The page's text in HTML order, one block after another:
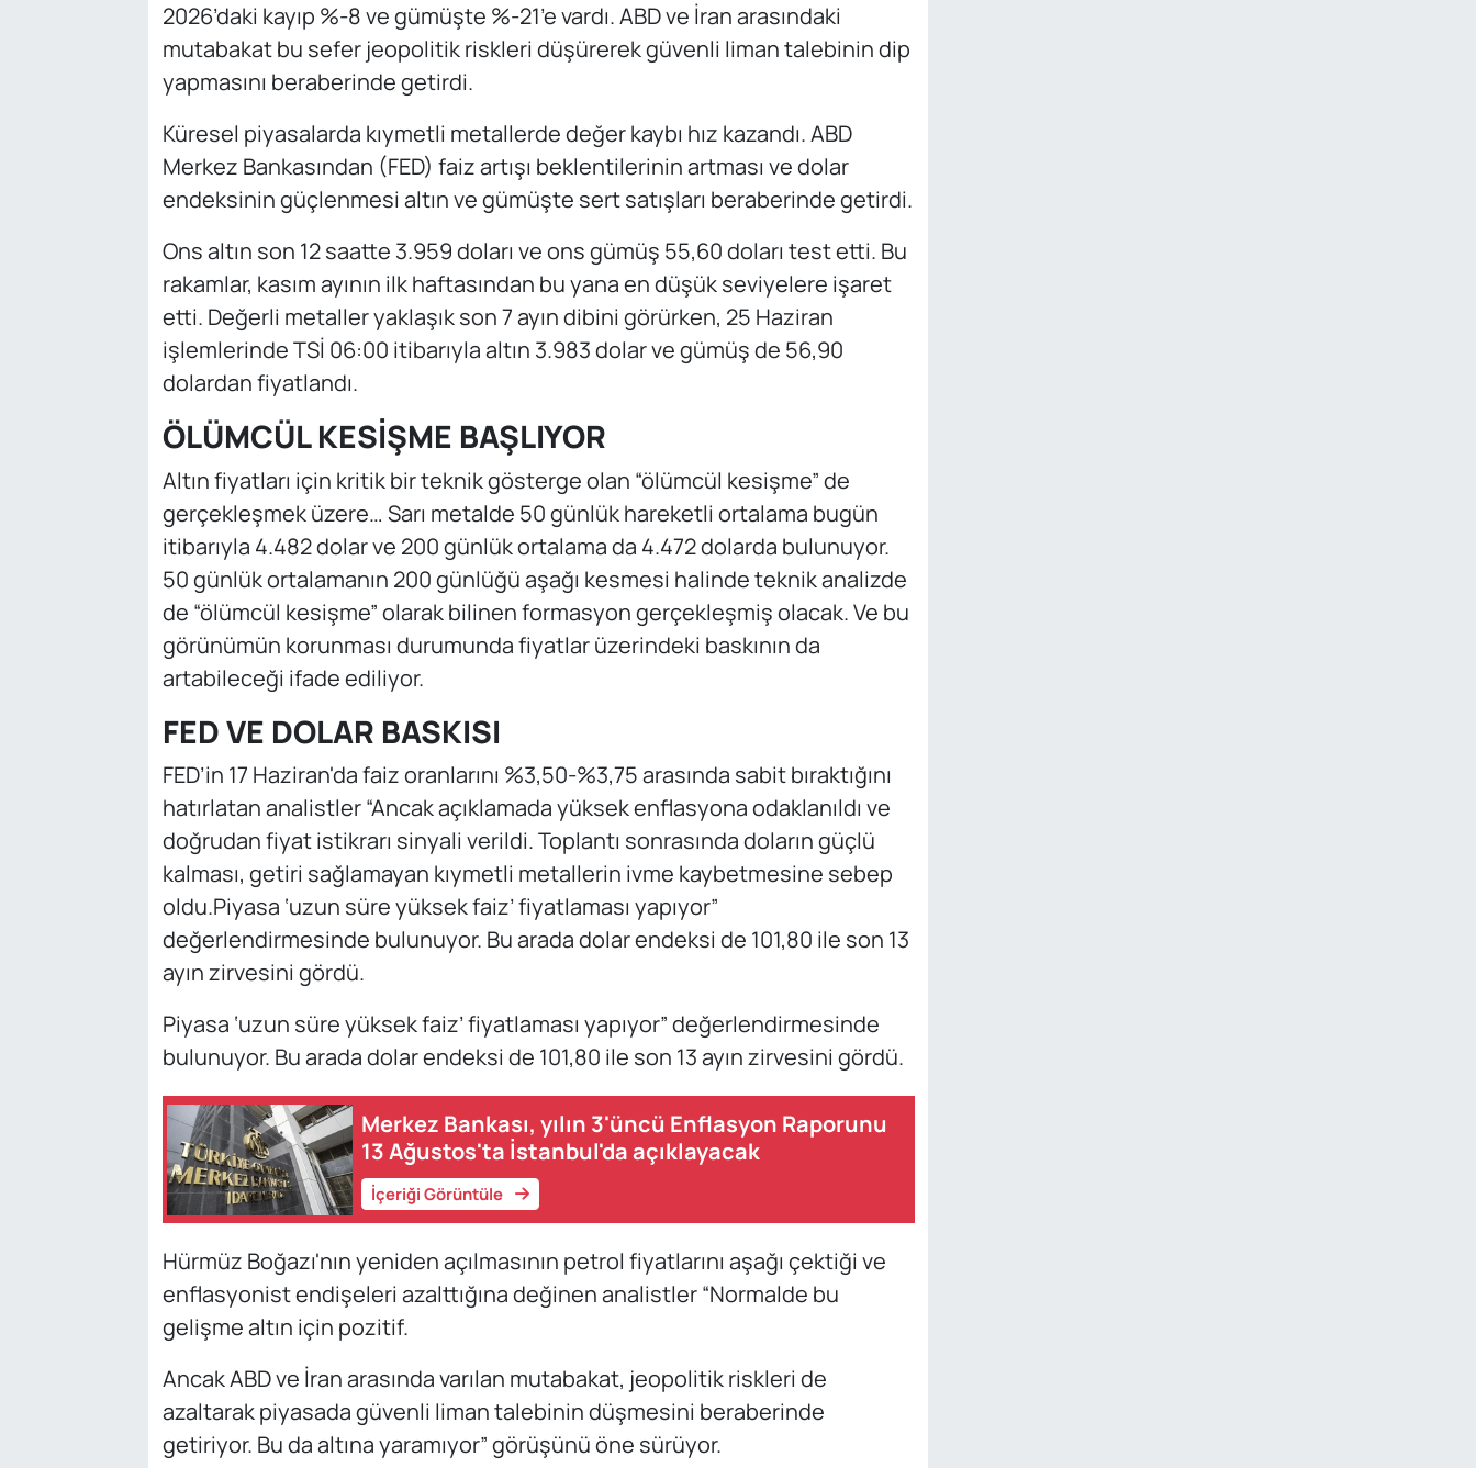
2026’daki kayıp %-8 ve gümüşte %-21’e vardı. ABD ve İran arasındaki
mutabakat bu sefer jeopolitik riskleri düşürerek güvenli liman talebinin dip
yapmasını beraberinde getirdi.
Küresel piyasalarda kıymetli metallerde değer kaybı hız kazandı. ABD
Merkez Bankasından (FED) faiz artışı beklentilerinin artması ve dolar
endeksinin güçlenmesi altın ve gümüşte sert satışları beraberinde getirdi.
Ons altın son 12 saatte 3.959 doları ve ons gümüş 55,60 doları test etti. Bu
rakamlar, kasım ayının ilk haftasından bu yana en düşük seviyelere işaret
etti. Değerli metaller yaklaşık son 7 ayın dibini görürken, 25 Haziran
işlemlerinde TSİ 06:00 itibarıyla altın 3.983 dolar ve gümüş de 56,90
dolardan fiyatlandı.
ÖLÜMCÜL KESİŞME BAŞLIYOR
Altın fiyatları için kritik bir teknik gösterge olan “ölümcül kesişme” de
gerçekleşmek üzere… Sarı metalde 50 günlük hareketli ortalama bugün
itibarıyla 4.482 dolar ve 200 günlük ortalama da 4.472 dolarda bulunuyor.
50 günlük ortalamanın 200 günlüğü aşağı kesmesi halinde teknik analizde
de “ölümcül kesişme” olarak bilinen formasyon gerçekleşmiş olacak. Ve bu
görünümün korunması durumunda fiyatlar üzerindeki baskının da
artabileceği ifade ediliyor.
FED VE DOLAR BASKISI
FED’in 17 Haziran'da faiz oranlarını %3,50-%3,75 arasında sabit bıraktığını
hatırlatan analistler “Ancak açıklamada yüksek enflasyona odaklanıldı ve
doğrudan fiyat istikrarı sinyali verildi. Toplantı sonrasında doların güçlü
kalması, getiri sağlamayan kıymetli metallerin ivme kaybetmesine sebep
oldu.Piyasa ‘uzun süre yüksek faiz’ fiyatlaması yapıyor”
değerlendirmesinde bulunuyor. Bu arada dolar endeksi de 101,80 ile son 13
ayın zirvesini gördü.
Piyasa ‘uzun süre yüksek faiz’ fiyatlaması yapıyor” değerlendirmesinde
bulunuyor. Bu arada dolar endeksi de 101,80 ile son 13 ayın zirvesini gördü.
Merkez Bankası, yılın 3'üncü Enflasyon Raporunu
13 Ağustos'ta İstanbul'da açıklayacak
İçeriği Görüntüle
Hürmüz Boğazı'nın yeniden açılmasının petrol fiyatlarını aşağı çektiği ve
enflasyonist endişeleri azalttığına değinen analistler “Normalde bu
gelişme altın için pozitif.
Ancak ABD ve İran arasında varılan mutabakat, jeopolitik riskleri de
azaltarak piyasada güvenli liman talebinin düşmesini beraberinde
getiriyor. Bu da altına yaramıyor” görüşünü öne sürüyor.